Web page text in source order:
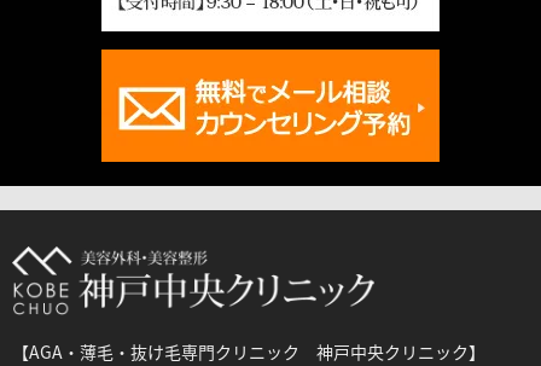
【AGA・薄毛・抜け毛専門クリニック 神戸中央クリニック】